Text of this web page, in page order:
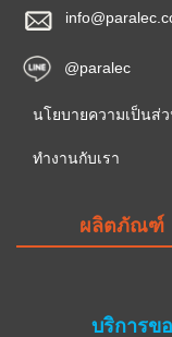
@paralec
นโยบายความเป็นส่
ทำงานกับเรา
ผลิตภัณฑ์
บริการข